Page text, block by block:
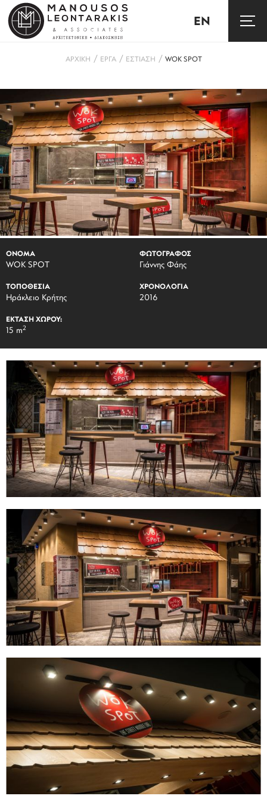
EN
ΑΡΧΙΚΗ / ΕΡΓΑ / ΕΣΤΙΑΣΗ / WOK SPOT
ΟΝΟΜΑ
WOK SPOT
ΦΩΤΟΓΡΑΦΟΣ
Γιάννης Φάης
ΤΟΠΟΘΕΣΙΑ
Ηράκλειο Κρήτης
ΧΡΟΝΟΛΟΓΙΑ
2016
ΕΚΤΑΣΗ ΧΩΡΟΥ:
15 m2